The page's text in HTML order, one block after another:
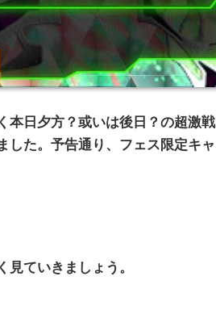
本日夕方？或いは後日？の超激戦
した。予告通り、フェス限定キャ
見ていきましょう。